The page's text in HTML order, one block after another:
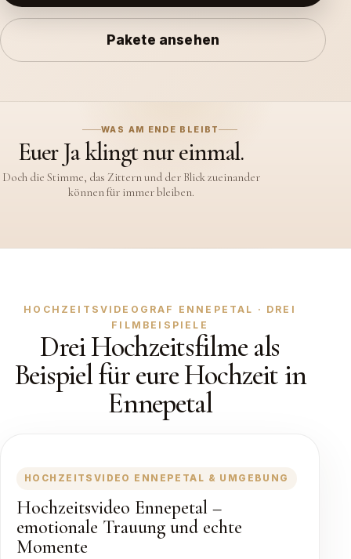
Pakete ansehen
WAS AM ENDE BLEIBT
Euer Ja klingt nur einmal.
Doch die Stimme, das Zittern und der Blick zueinander
können für immer bleiben.
HOCHZEITSVIDEOGRAF ENNEPETAL · DREI
FILMBEISPIELE
Drei Hochzeitsfilme als
Beispiel für eure Hochzeit in
Ennepetal
HOCHZEITSVIDEO ENNEPETAL & UMGEBUNG
Hochzeitsvideo Ennepetal –
emotionale Trauung und echte
Momente